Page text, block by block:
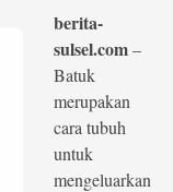
berita-
sulsel.com–
Batuk
merupakan
cara tubuh
untuk
mengeluarkan